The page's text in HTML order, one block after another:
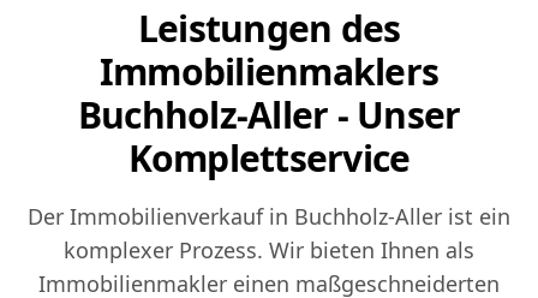
Leistungen des
Immobilienmaklers
Buchholz-Aller - Unser
Komplettservice
Der Immobilienverkauf in Buchholz-Aller ist ein
komplexer Prozess. Wir bieten Ihnen als
Immobilienmakler einen maßgeschneiderten